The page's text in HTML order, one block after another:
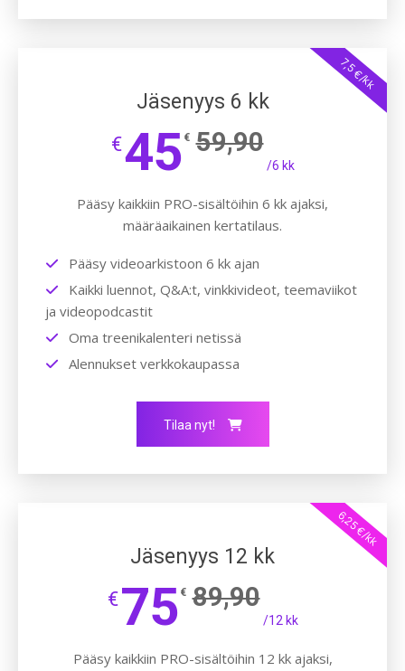
7,5 €/kk
Jäsenyys 6 kk
€45 € 59,90
/6 kk
Pääsy kaikkiin PRO-sisältöihin 6 kk ajaksi,
määräaikainen kertatilaus.
Pääsy videoarkistoon 6 kk ajan
Kaikki luennot, Q&A:t, vinkkivideot, teemaviikot
ja videopodcastit
Oma treenikalenteri netissä
Alennukset verkkokaupassa
Tilaa nyt!
6,25 €/kk
Jäsenyys 12 kk
€75 € 89,90
/12 kk
Pääsy kaikkiin PRO-sisältöihin 12 kk ajaksi,